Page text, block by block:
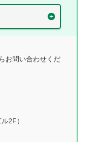
お問い合わせくだ
2F）